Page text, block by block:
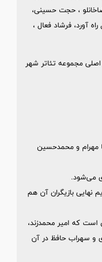
، حجت حسینی،
آورد، فرشاد فعال ،
و قیمت بلیت 40 هزار تومان در تالار اصلی مجموعه تئاتر شهر
مهرام و محمدحسین
می‌شود.
نهایی بازیگران آن هم
است که امیر محمدزند،
و سهراب حافظ در آن